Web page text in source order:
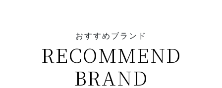
おすすめブランド
RECOMMEND
BRAND